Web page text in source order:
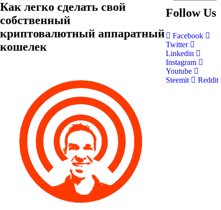
Как легко сделать свой
собственный
криптовалютный аппаратный
кошелек
Follow Us
Facebook
Twitter
Linkedin
Instagram
Youtube
Steemit
Reddit